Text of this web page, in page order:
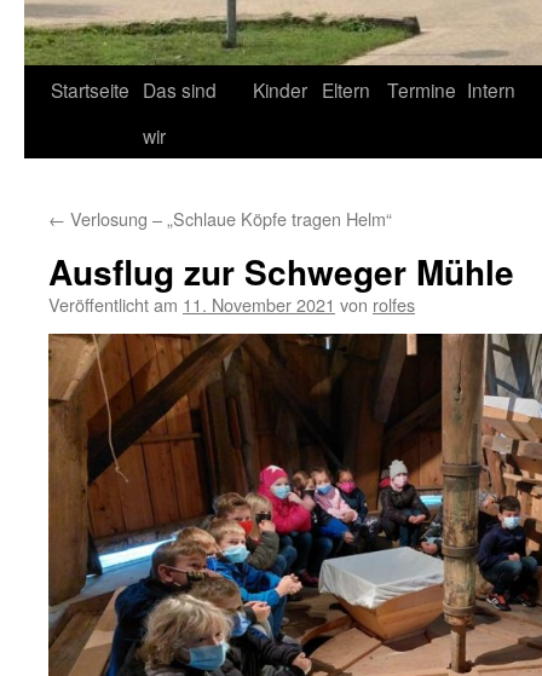
Startseite Das sind
wir
Kinder Eltern Termine Intern
← Verlosung – „Schlaue Köpfe tragen Helm“
Ausflug zur Schweger Mühle
Veröffentlicht am 11. November 2021 von rolfes